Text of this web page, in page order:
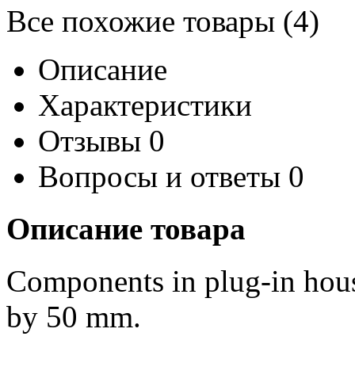
Все похожие товары (4)
Описание
Характеристики
Отзывы 0
Вопросы и ответы 0
Описание товара
Components in plug-in
by 50 mm.